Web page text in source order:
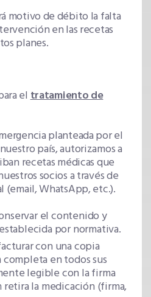
motivo de débito la falta
en las recetas
planes.
eltratamiento de
planteada por el
país, autorizamos a
recetas médicas que
socios a través de
WhatsApp, etc.).
el contenido y
por normativa.
con una copia
en todos sus
legible con la firma
la medicación (firma,